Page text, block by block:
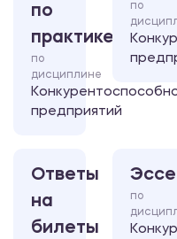
по
практике
по
дисциплине
предприятий
по
Ответы
на
билеты
Эссе
по